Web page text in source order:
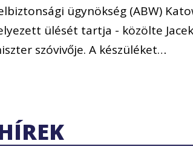
ügynökség (ABW)
ülését tartja - közölte
szóvivője. A készüléket…